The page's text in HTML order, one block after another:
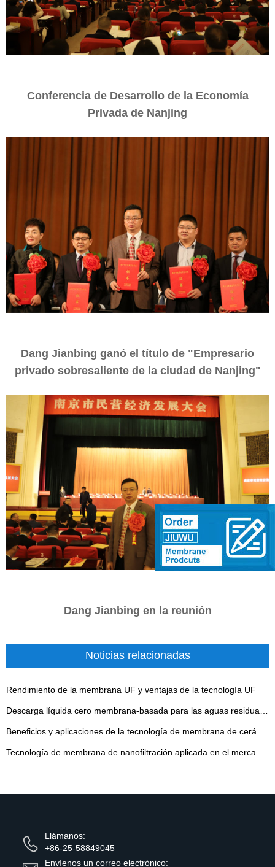
Conferencia de Desarrollo de la Economía
Privada de Nanjing
Dang Jianbing ganó el título de "Empresario
privado sobresaliente de la ciudad de Nanjing"
Dang Jianbing en la reunión
Noticias relacionadas
Rendimiento de la membrana UF y ventajas de la tecnología UF
Llámanos:
+86-25-58849045
Envíenos un correo electrónico: